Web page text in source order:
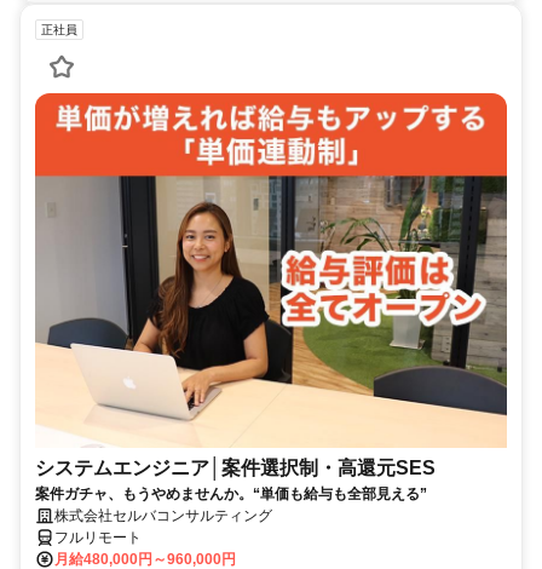
正社員
システムエンジニア│案件選択制・高還元SES
案件ガチャ、もうやめませんか。“単価も給与も全部見える”
株式会社セルバコンサルティング
フルリモート
月給480,000円～960,000円